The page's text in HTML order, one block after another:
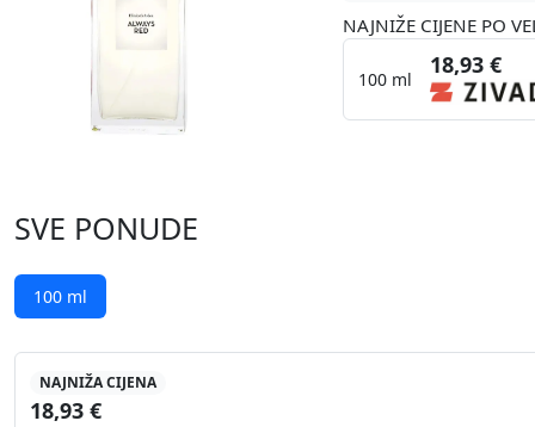
NAJNIŽE CIJENE PO
100 ml
18,93 €
SVE PONUDE
100 ml
NAJNIŽA CIJENA
18,93 €